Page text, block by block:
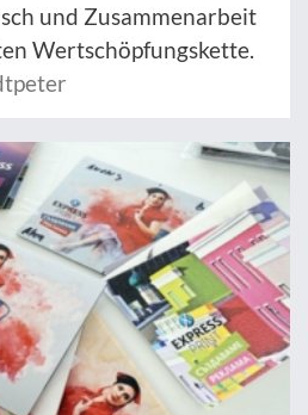
und Zusammenarbeit
Wertschöpfungskette.